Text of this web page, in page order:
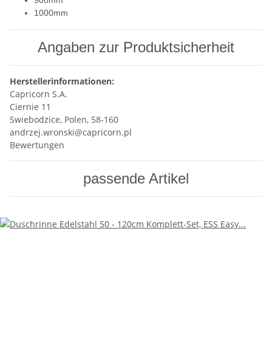
1000mm
Angaben zur Produktsicherheit
Herstellerinformationen:
Capricorn S.A.
Ciernie 11
Swiebodzice, Polen, 58-160
andrzej.wronski@capricorn.pl
Bewertungen
passende Artikel